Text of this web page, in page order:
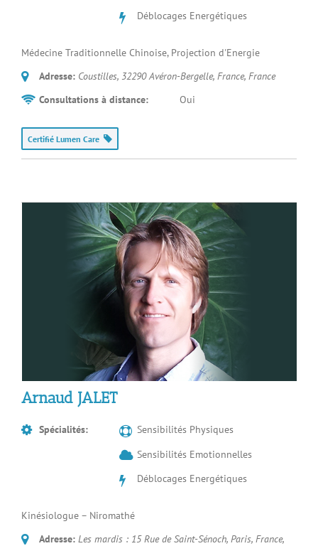
Déblocages Energétiques
Médecine Traditionnelle Chinoise, Projection d'Energie
Adresse: Coustilles, 32290 Avéron-Bergelle, France, France
Consultations à distance:
Oui
Certifié Lumen Care
Arnaud JALET
Spécialités:
Sensibilités Physiques
Sensibilités Emotionnelles
Déblocages Energétiques
Kinésiologue – Niromathé
Adresse: Les mardis : 15 Rue de Saint-Sénoch, Paris, France,